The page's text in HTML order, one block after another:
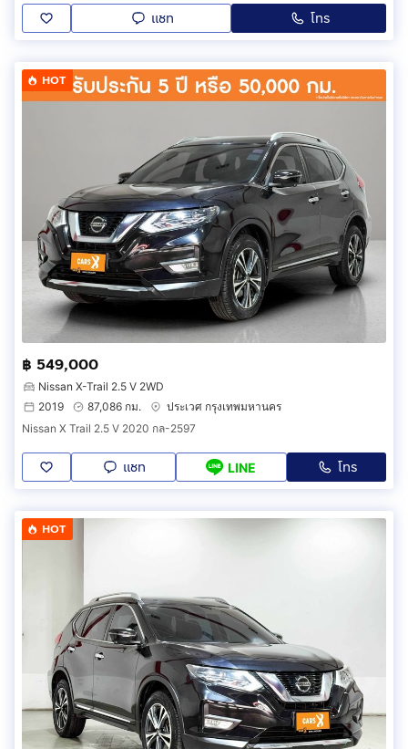
แชท โทร
HOT
฿ 549,000
Nissan X-Trail 2.5 V 2WD
2019
87,086 กม.
ประเวศ กรุงเทพมหานคร
Nissan X Trail 2.5 V 2020 กล-2597
แชท LINE โทร
HOT